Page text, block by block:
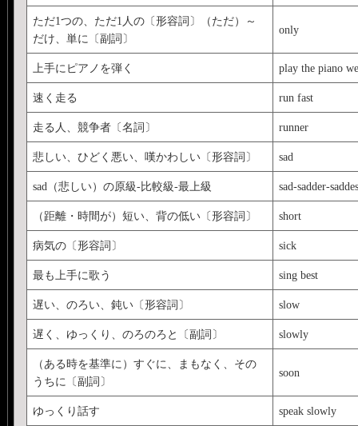
ただ1つの、ただ1人の〔形容詞〕（ただ）～
だけ、単に〔副詞〕
only
上手にピアノを弾く play the piano
速く走る run fast
走る人、競争者〔名詞〕 runner
悲しい、ひどく悪い、嘆かわしい〔形容詞〕 sad
sad（悲しい）の原級‐比較級‐最上級 sad-sadder-
（距離・時間が）短い、背の低い〔形容詞〕 short
病気の〔形容詞〕 sick
最も上手に歌う sing best
遅い、のろい、鈍い〔形容詞〕 slow
遅く、ゆっくり、のろのろと〔副詞〕 slowly
（ある時を基準に）すぐに、まもなく、その
うちに〔副詞〕
soon
ゆっくり話す speak slowly